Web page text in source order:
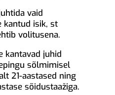
vaid
kantud isik, st
volitusena.
kantavad juhid
sõlmimisel
21-aastased ning
sõidustaažiga.